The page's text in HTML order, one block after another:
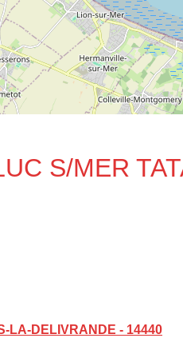
S/MER
LA-DELIVRANDE - 14440